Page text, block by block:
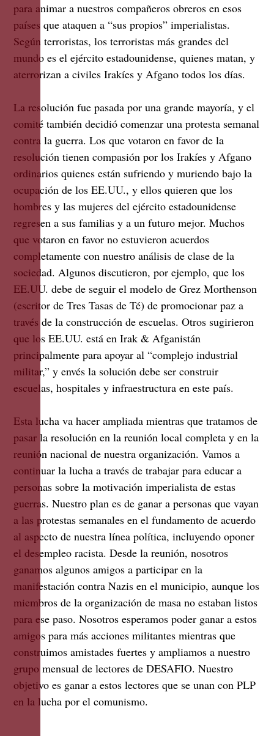
para animar a nuestros compañeros obreros en esos
países que ataquen a “sus propios” imperialistas.
Según terroristas, los terroristas más grandes del
mundo es el ejército estadounidense, quienes matan, y
aterrorizan a civiles Irakíes y Afgano todos los días.
La resolución fue pasada por una grande mayoría, y el
comité también decidió comenzar una protesta semanal
contra la guerra. Los que votaron en favor de la
resolución tienen compasión por los Irakíes y Afgano
ordinarios quienes están sufriendo y muriendo bajo la
ocupación de los EE.UU., y ellos quieren que los
hombres y las mujeres del ejército estadounidense
regresen a sus familias y a un futuro mejor. Muchos
que votaron en favor no estuvieron acuerdos
completamente con nuestro análisis de clase de la
sociedad. Algunos discutieron, por ejemplo, que los
EE.UU. debe de seguir el modelo de Grez Morthenson
(escritor de Tres Tasas de Té) de promocionar paz a
través de la construcción de escuelas. Otros sugirieron
que los EE.UU. está en Irak & Afganistán
principalmente para apoyar al “complejo industrial
militar,” y envés la solución debe ser construir
escuelas, hospitales y infraestructura en este país.
Esta lucha va hacer ampliada mientras que tratamos de
pasar la resolución en la reunión local completa y en la
reunión nacional de nuestra organización. Vamos a
continuar la lucha a través de trabajar para educar a
personas sobre la motivación imperialista de estas
guerras. Nuestro plan es de ganar a personas que vayan
a las protestas semanales en el fundamento de acuerdo
al aspecto de nuestra línea política, incluyendo oponer
el desempleo racista. Desde la reunión, nosotros
ganamos algunos amigos a participar en la
manifestación contra Nazis en el municipio, aunque los
miembros de la organización de masa no estaban listos
para ese paso. Nosotros esperamos poder ganar a estos
amigos para más acciones militantes mientras que
construimos amistades fuertes y ampliamos a nuestro
grupo mensual de lectores de DESAFIO. Nuestro
objetivo es ganar a estos lectores que se unan con PLP
en la lucha por el comunismo.